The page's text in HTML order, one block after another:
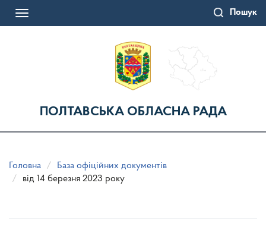
Пошук
Toggle
ПОЛТАВСЬКА ОБЛАСНА РАДА
Головна
База офіційних документів
від 14 березня 2023 року